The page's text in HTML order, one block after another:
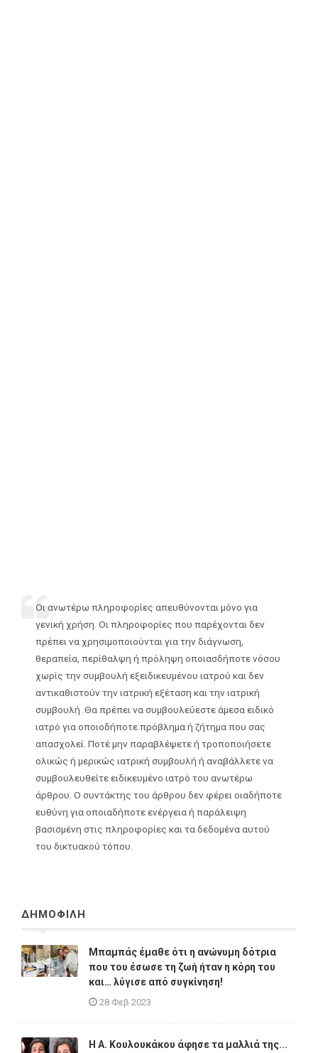
Οι ανωτέρω πληροφορίες απευθύνονται μόνο για
γενική χρήση. Οι πληροφορίες που παρέχονται δεν
πρέπει να χρησιμοποιούνται για την διάγνωση,
θεραπεία, περίθαλψη ή πρόληψη οποιασδήποτε νόσου
χωρίς την συμβουλή εξειδικευμένου ιατρού και δεν
αντικαθιστούν την ιατρική εξέταση και την ιατρική
συμβουλή .Θα πρέπει να συμβουλεύεστε άμεσα ειδικό
ιατρό για οποιοδήποτε πρόβλημα ή ζήτημα που σας
απασχολεί. Ποτέ μην παραβλέψετε ή τροποποιήσετε
ολικώς ή μερικώς ιατρική συμβουλή ή αναβάλλετε να
συμβουλευθείτε ειδικευμένο ιατρό του ανωτέρω
άρθρου. Ο συντάκτης του άρθρου δεν φέρει οιαδήποτε
ευθύνη για οποιαδήποτε ενέργεια ή παράλειψη
βασισμένη στις πληροφορίες και τα δεδομένα αυτού
του δικτυακού τόπου.
ΔΗΜΟΦΙΛΗ
Μπαμπάς έμαθε ότι η ανώνυμη δότρια
που του έσωσε τη ζωή ήταν η κόρη του
και… λύγισε από συγκίνηση!
28 Φεβ 2023
Η A. Κουλουκάκου άφησε τα μαλλιά της...